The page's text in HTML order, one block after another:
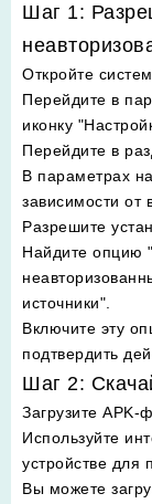
Шаг 1:
Откройте
Перейдите в
иконку
Перейдите в
В параметрах
зависимости от
Разрешите
Найдите опцию
источники".
Включите эту
подтвердить
Шаг 2:
Загрузите APK-
Используйте
устройстве для
Вы можете